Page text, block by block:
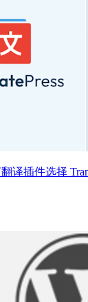
译插件选择